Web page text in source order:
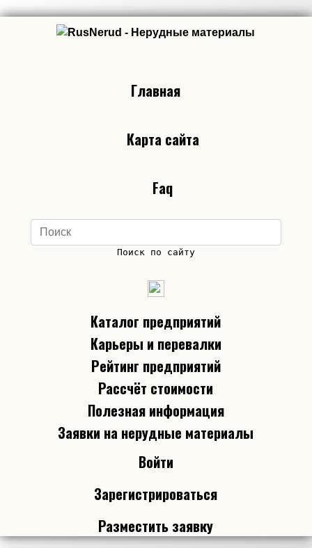
Главная
Карта сайта
Faq
Поиск по сайту
Каталог предприятий
Карьеры и перевалки
Рейтинг предприятий
Рассчёт стоимости
Полезная информация
Заявки на нерудные материалы
Войти
Зарегистрироваться
Разместить заявку